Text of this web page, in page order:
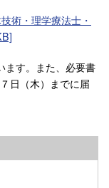
術・理学療法士・
ます。また、必要書
日（木）までに届